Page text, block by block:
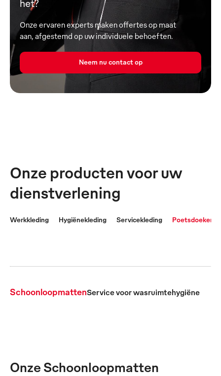
het?
Onze ervaren experts maken offertes op maat
aan, afgestemd op uw individuele behoeften.
Neem nu contact op
Onze producten voor uw
dienstverlening
Werkkleding Hygiënekleding Servicekleding Poetsdoeken
SchoonloopmattenService voor wasruimtehygiëne
Onze Schoonloopmatten